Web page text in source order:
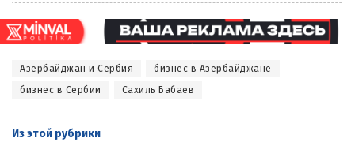
Азербайджан и Сербия
бизнес в Азербайджане
бизнес в Сербии
Сахиль Бабаев
Из этой рубрики